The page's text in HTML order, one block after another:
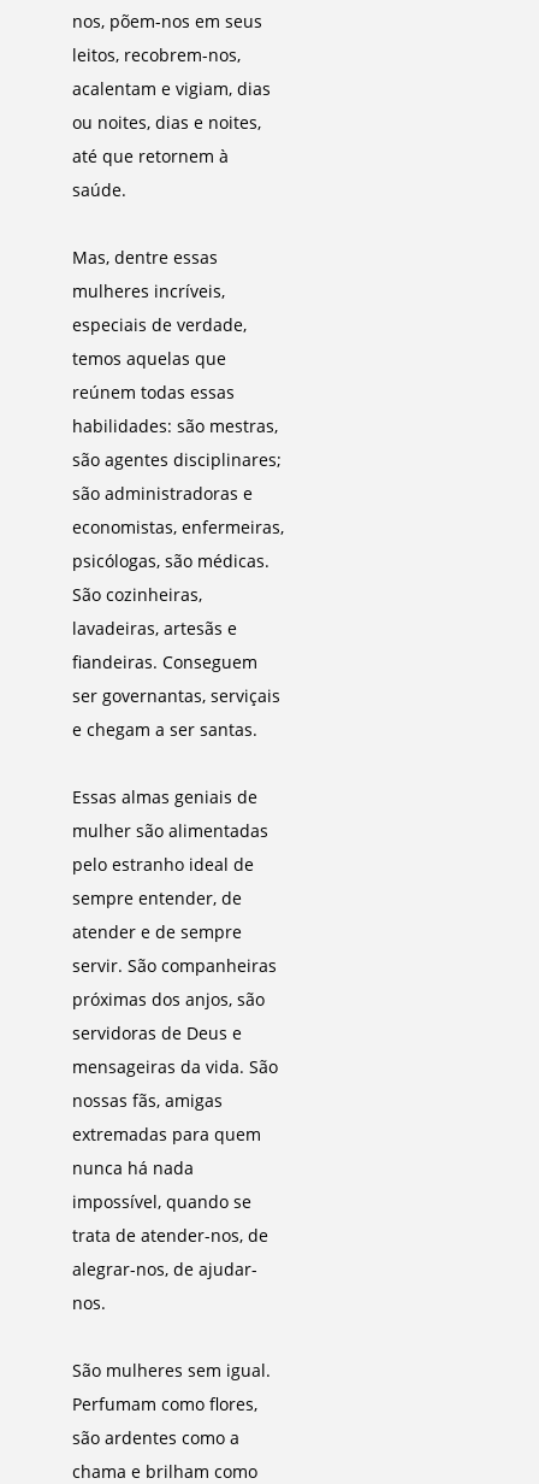
nos, põem-nos em seus
leitos, recobrem-nos,
acalentam e vigiam, dias
ou noites, dias e noites,
até que retornem à
saúde.
Mas, dentre essas
mulheres incríveis,
especiais de verdade,
temos aquelas que
reúnem todas essas
habilidades: são mestras,
são agentes disciplinares;
são administradoras e
economistas, enfermeiras,
psicólogas, são médicas.
São cozinheiras,
lavadeiras, artesãs e
fiandeiras. Conseguem
ser governantas, serviçais
e chegam a ser santas.
Essas almas geniais de
mulher são alimentadas
pelo estranho ideal de
sempre entender, de
atender e de sempre
servir. São companheiras
próximas dos anjos, são
servidoras de Deus e
mensageiras da vida. São
nossas fãs, amigas
extremadas para quem
nunca há nada
impossível, quando se
trata de atender-nos, de
alegrar-nos, de ajudar-
nos.
São mulheres sem igual.
Perfumam como flores,
são ardentes como a
chama e brilham como